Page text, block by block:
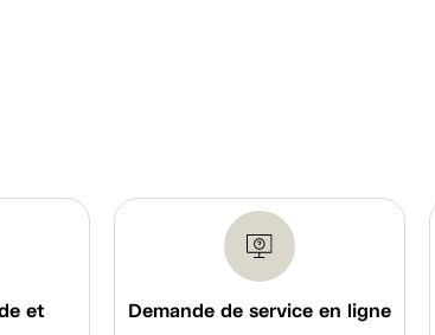
et
Demande de service en ligne